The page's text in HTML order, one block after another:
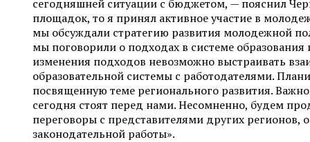
сегодняшней ситуации с бюджетом, — пояснил
площадок, то я принял активное участие в
мы обсуждали стратегию развития молодежной
мы поговорили о подходах в системе
изменения подходов невозможно выстраивать
образовательной системы с работодателями.
посвященную теме регионального развития.
сегодня стоят перед нами. Несомненно, будем
переговоры с представителями других регионов,
законодательной работы».